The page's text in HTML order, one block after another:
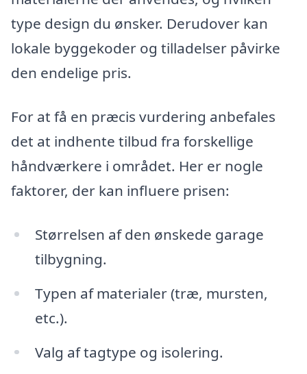
type design du ønsker. Derudover kan
lokale byggekoder og tilladelser påvirke
den endelige pris.
For at få en præcis vurdering anbefales
det at indhente tilbud fra forskellige
håndværkere i området. Her er nogle
faktorer, der kan influere prisen:
Størrelsen af den ønskede garage
tilbygning.
Typen af materialer (træ, mursten,
etc.).
Valg af tagtype og isolering.